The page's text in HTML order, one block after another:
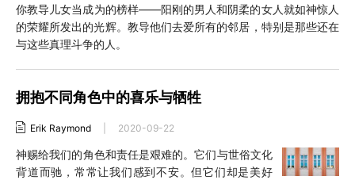
你教导儿女当成为的榜样——阳刚的男人和阴柔的女人就如神惊人
的荣耀所发出的光辉。教导他们去爱所有的邻居，特别是那些还在
与这些真理斗争的人。
拥抱不同角色中的喜乐与牺牲
Erik Raymond 2020-09-22
神赐给我们的角色和责任是艰难的。它们与世俗文化
背道而驰，常常让我们感到不安。但它们却是美好